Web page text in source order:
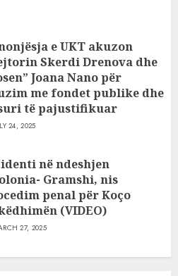
e UKT akuzon
Skerdi Drenova dhe
Joana Nano për
me fondet publike dhe
të pajustifikuar
24, 2025
në ndeshjen
Gramshi, nis
penal për Koço
(VIDEO)
27, 2025